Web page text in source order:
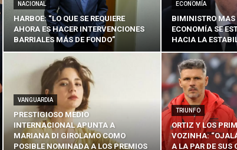
NACIONAL
HARBOE: “LO QUE SE REQUIERE
AHORA ES HACER INTERVENCIONES
BARRIALES MÁS DE FONDO”
ECONOMÍA
BIMINISTRO MAS
ECONOMÍA SE
HACIA LA
VANGUARDIA
PRESTIGIOSO MEDIO
INTERNACIONAL APUNTA A
MARIANA DI GIROLAMO COMO
POSIBLE NOMINADA A LOS PREMIOS
TRIUNFO
ORTIZ Y LOS
VOZINHA:
A LA PAR DE SUS